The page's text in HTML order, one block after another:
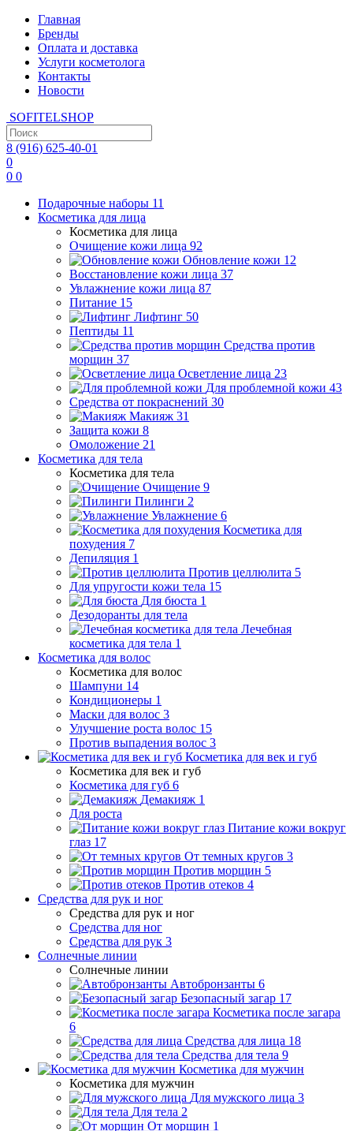
Главная
Бренды
Оплата и доставка
Услуги косметолога
Контакты
Новости
SOFITELSHOP
8 (916) 625-40-01
0
0 0
Подарочные наборы 11
Косметика для лица
Косметика для лица
Очищение кожи лица 92
Обновление кожи 12
Восстановление кожи лица 37
Увлажнение кожи лица 87
Питание 15
Лифтинг 50
Пептиды 11
Средства против
морщин 37
Осветление лица 23
Для проблемной кожи 43
Средства от покраснений 30
Макияж 31
Защита кожи 8
Омоложение 21
Косметика для тела
Косметика для тела
Очищение 9
Пилинги 2
Увлажнение 6
Косметика для
похудения 7
Депиляция 1
Против целлюлита 5
Для упругости кожи тела 15
Для бюста 1
Дезодоранты для тела
Лечебная
косметика для тела 1
Косметика для волос
Косметика для волос
Шампуни 14
Кондиционеры 1
Маски для волос 3
Улучшение роста волос 15
Против выпадения волос 3
Косметика для век и губ
Косметика для век и губ
Косметика для губ 6
Демакияж 1
Для роста
Питание кожи вокруг
глаз 17
От темных кругов 3
Против морщин 5
Против отеков 4
Средства для рук и ног
Средства для рук и ног
Средства для ног
Средства для рук 3
Солнечные линии
Солнечные линии
Автобронзанты 6
Безопасный загар 17
Косметика после загара
6
Средства для лица 18
Средства для тела 9
Косметика для мужчин
Косметика для мужчин
Для мужского лица 3
Для тела 2
От морщин 1